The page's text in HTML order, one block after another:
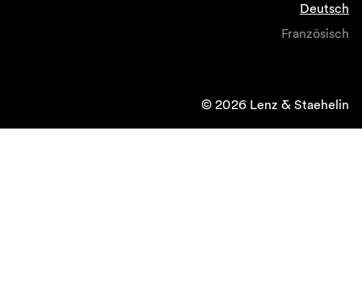
Deutsch
Französisch
© 2026 Lenz & Staehelin